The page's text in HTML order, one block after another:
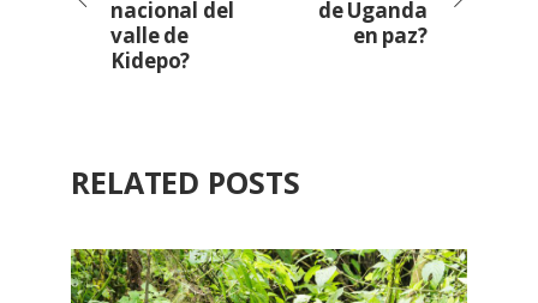
nacional del
valle de
Kidepo?
de Uganda
en paz?
RELATED POSTS